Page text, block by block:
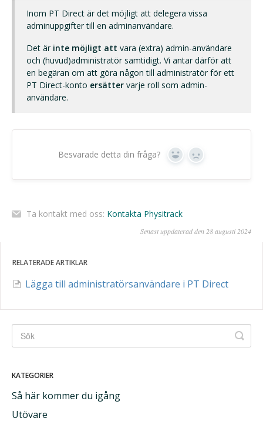
Inom PT Direct är det möjligt att delegera vissa
adminuppgifter till en adminanvändare.
Det är inte möjligt att vara (extra) admin-användare
och (huvud)administratör samtidigt. Vi antar därför att
en begäran om att göra någon till administratör för ett
PT Direct-konto ersätter varje roll som admin-
användare.
Besvarade detta din fråga? Ja Nej
Ta kontakt med oss: Kontakta Physitrack
Senast uppdaterad den 28 augusti 2024
RELATERADE ARTIKLAR
Lägga till administratörsanvändare i PT Direct
KATEGORIER
Så här kommer du igång
Utövare